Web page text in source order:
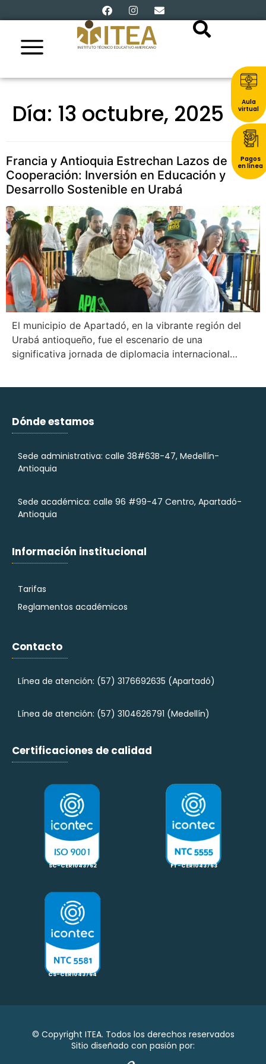
Día: 13 octubre, 2025
Francia y Antioquia Estrechan Lazos de
Cooperación: Inversión en Educación y
Desarrollo Sostenible en Urabá
El municipio de Apartadó, en la vibrante región del
Urabá antioqueño, fue el escenario de una
significativa jornada de diplomacia internacional…
Aula
virtual
Pagos
en línea
Dónde estamos
Sede administrativa: calle 38#63B-47, Medellín-
Antioquia
Sede académica: calle 96 #99-47 Centro, Apartadó-
Antioquia
Información institucional
Tarifas
Reglamentos académicos
Contacto
Línea de atención: (57) 3176692635 (Apartadó)
Línea de atención: (57) 3104626791 (Medellín)
Certificaciones de calidad
SC-CER1043762 FT-CER1043763
CS-CER1043764
© Copyright ITEA. Todos los derechos reservados
Sitio diseñado con pasión por: